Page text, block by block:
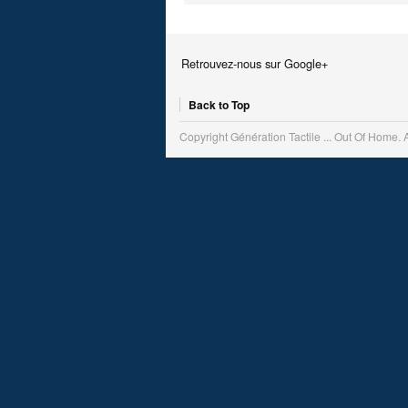
Retrouvez-nous sur Google+
Back to Top
Copyright Génération Tactile ... Out Of Home.